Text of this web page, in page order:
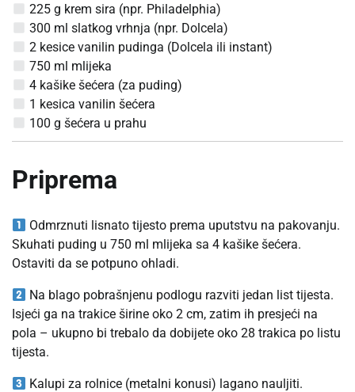
225 g krem sira (npr. Philadelphia)
300 ml slatkog vrhnja (npr. Dolcela)
2 kesice vanilin pudinga (Dolcela ili instant)
750 ml mlijeka
4 kašike šećera (za puding)
1 kesica vanilin šećera
100 g šećera u prahu
Priprema
Odmrznuti lisnato tijesto prema uputstvu na pakovanju.
Skuhati puding u 750 ml mlijeka sa 4 kašike šećera.
Ostaviti da se potpuno ohladi.
Na blago pobrašnjenu podlogu razviti jedan list tijesta.
Isjeći ga na trakice širine oko 2 cm, zatim ih presjeći na
pola – ukupno bi trebalo da dobijete oko 28 trakica po listu
tijesta.
Kalupi za rolnice (metalni konusi) lagano nauljiti.